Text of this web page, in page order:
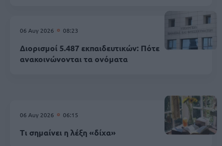
06 Αυγ 2026 08:23
Διορισμοί 5.487 εκπαιδευτικών: Πότε
ανακοινώνονται τα ονόματα
06 Αυγ 2026 06:15
Τι σημαίνει η λέξη «δίχα»